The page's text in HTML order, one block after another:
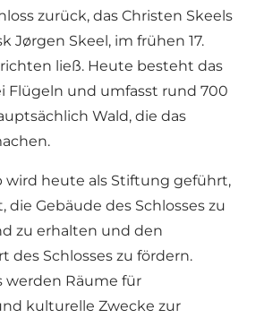
zurück, das Christen Skeels
Jørgen Skeel, im frühen 17.
ließ. Heute besteht das
Flügeln und umfasst rund 700
Wald, die das
wird heute als Stiftung geführt,
die Gebäude des Schlosses zu
zu erhalten und den
des Schlosses zu fördern.
werden Räume für
kulturelle Zwecke zur